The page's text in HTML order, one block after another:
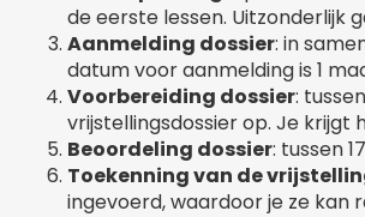
de eerste lessen. Uitzonderlijk
Aanmelding dossier: in
datum voor aanmelding is 1
Voorbereiding dossier:
vrijstellingsdossier op. Je krijgt
Beoordeling dossier: tussen
Toekenning van de
ingevoerd, waardoor je ze kan